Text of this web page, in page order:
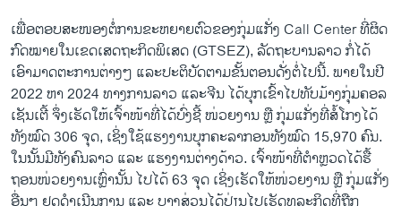
ເພື່ອຕອບສະໜອງຕໍ່ການຂະຫຍາຍຕົວຂອງກຸ່ມແກັ່ງ Call Center ທີ່ຜິດ
ກົດໝາຍໃນເຂດເສດຖະກິດພິເສດ (GTSEZ), ລັດຖະບານລາວ ກໍ່ໄດ້
ເອົາມາດຕະການຕ່າງໆ ແລະປະຕິບັດຕາມຂັ້ນຕອນດັ່ງຕໍ່ໄປນີ້. ພາຍໃນປີ
2022 ຫາ 2024 ທາງການລາວ ແລະຈີນ ໄດ້ບຸກເຂົ້າໄປທັບມ້າງກຸ່ມຄອລ
ເຊັນເຕີ້ ຈຶ່ງເຮັດໃຫ້ເຈົ້າໜ້າທີ່ໄດ້ບົ່ງຊີ້ ໜ່ວຍງານ ຫຼື ກຸ່ມແກັ່ງທີ່ສໍ້ໂກງໄດ້
ທັງໝົດ 306 ຈຸດ, ເຊິ່ງໃຊ້ແຮງງານບຸກຄະລາກອນທັງໝົດ 15,970 ຄົນ.
ໃນນັ້ນມີທັງຄົນລາວ ແລະ ແຮງງານຕ່າງດ້າວ. ເຈົ້າໜ້າທີ່ຕຳຫຼວດໄດ້ຮື້
ຖອນໜ່ວຍງານເຫຼົ່ານັ້ນ ໄປໄດ້ 63 ຈຸດ ເຊິ່ງເຮັດໃຫ້ໜ່ວຍງານ ຫຼື ກຸ່ມແກັ່ງ